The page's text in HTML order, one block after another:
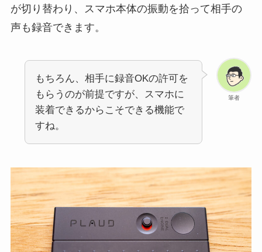
が切り替わり、スマホ本体の振動を拾って相手の
声も録音できます。
筆者
もちろん、相手に録音OKの許可を
もらうのが前提ですが、スマホに
装着できるからこそできる機能で
すね。